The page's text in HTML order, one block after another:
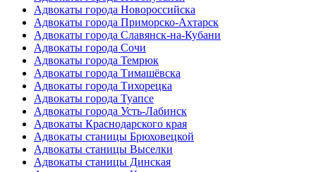
Адвокаты города Новороссийска
Адвокаты города Приморско-Ахтарск
Адвокаты города Славянск-на-Кубани
Адвокаты города Сочи
Адвокаты города Темрюк
Адвокаты города Тимашёвска
Адвокаты города Тихорецка
Адвокаты города Туапсе
Адвокаты города Усть-Лабинск
Адвокаты Краснодарского края
Адвокаты станицы Брюховецкой
Адвокаты станицы Выселки
Адвокаты станицы Динская